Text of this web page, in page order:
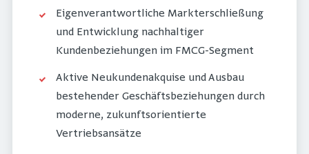
Eigenverantwortliche Markterschließung
und Entwicklung nachhaltiger
Kundenbeziehungen im FMCG-Segment
Aktive Neukundenakquise und Ausbau
bestehender Geschäftsbeziehungen durch
moderne, zukunftsorientierte
Vertriebsansätze